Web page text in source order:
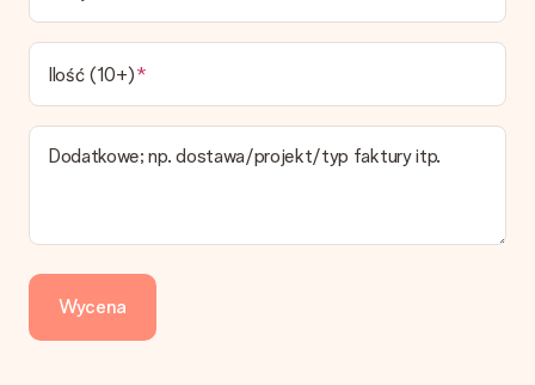
Jakie opcje dostawy mogę wybrać?
W koszyku zamówień mamy kilka opcji dostawy. Termin
pokazany na stronie produktu odnosi się do najtańszej i
najwolniejszej formy wysyłki.
Zapłata
Dotpay, karta kredytowa, lub przelew bankowy. W przypadku
dni przedłużenia dostawy - kwota musi zostać zaksięgowana,
aby zamówienie trafiło do produkcji. Robiąc przelew, należy
wybrać Przelew Krajowy Europejski.
Ilość (10+)
Dodatkowe; np. dostawa/projekt/typ faktury itp.
Wycena